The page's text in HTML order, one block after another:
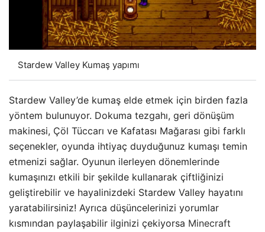
Stardew Valley Kumaş yapımı
Stardew Valley’de kumaş elde etmek için birden fazla
yöntem bulunuyor. Dokuma tezgahı, geri dönüşüm
makinesi, Çöl Tüccarı ve Kafatası Mağarası gibi farklı
seçenekler, oyunda ihtiyaç duyduğunuz kumaşı temin
etmenizi sağlar. Oyunun ilerleyen dönemlerinde
kumaşınızı etkili bir şekilde kullanarak çiftliğinizi
geliştirebilir ve hayalinizdeki Stardew Valley hayatını
yaratabilirsiniz! Ayrıca düşüncelerinizi yorumlar
kısmından paylaşabilir ilginizi çekiyorsa Minecraft